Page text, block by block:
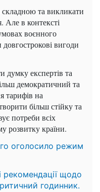
складною та викликати
Але в контексті
воєнного
довгострокові вигоди
думку експертів та
демократичний та
тарифів на
більш стійку та
потреби всіх
розвитку країни.
оголосило режим
рекомендації щодо
годинник.